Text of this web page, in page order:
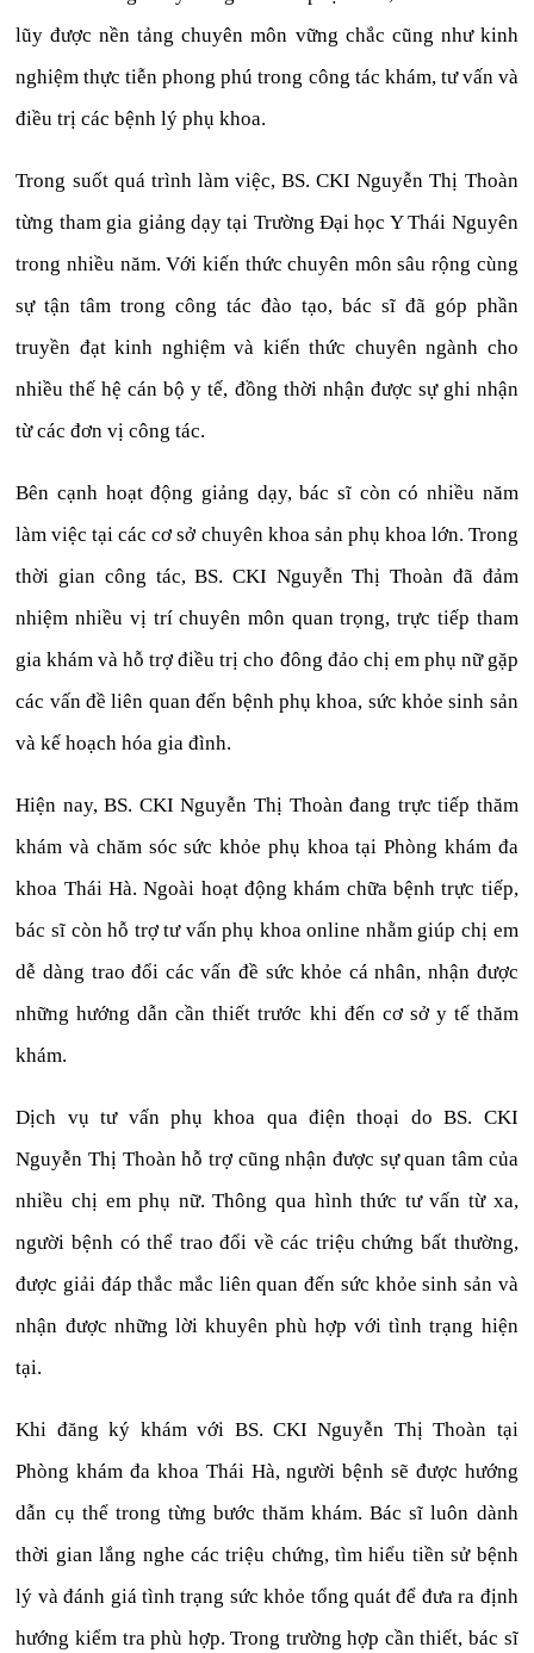
lũy được nền tảng chuyên môn vững chắc cũng như kinh
nghiệm thực tiễn phong phú trong công tác khám, tư vấn và
điều trị các bệnh lý phụ khoa.
Trong suốt quá trình làm việc, BS. CKI Nguyễn Thị Thoàn
từng tham gia giảng dạy tại Trường Đại học Y Thái Nguyên
trong nhiều năm. Với kiến thức chuyên môn sâu rộng cùng
sự tận tâm trong công tác đào tạo, bác sĩ đã góp phần
truyền đạt kinh nghiệm và kiến thức chuyên ngành cho
nhiều thế hệ cán bộ y tế, đồng thời nhận được sự ghi nhận
từ các đơn vị công tác.
Bên cạnh hoạt động giảng dạy, bác sĩ còn có nhiều năm
làm việc tại các cơ sở chuyên khoa sản phụ khoa lớn. Trong
thời gian công tác, BS. CKI Nguyễn Thị Thoàn đã đảm
nhiệm nhiều vị trí chuyên môn quan trọng, trực tiếp tham
gia khám và hỗ trợ điều trị cho đông đảo chị em phụ nữ gặp
các vấn đề liên quan đến bệnh phụ khoa, sức khỏe sinh sản
và kế hoạch hóa gia đình.
Hiện nay, BS. CKI Nguyễn Thị Thoàn đang trực tiếp thăm
khám và chăm sóc sức khỏe phụ khoa tại Phòng khám đa
khoa Thái Hà. Ngoài hoạt động khám chữa bệnh trực tiếp,
bác sĩ còn hỗ trợ tư vấn phụ khoa online nhằm giúp chị em
dễ dàng trao đổi các vấn đề sức khỏe cá nhân, nhận được
những hướng dẫn cần thiết trước khi đến cơ sở y tế thăm
khám.
Dịch vụ tư vấn phụ khoa qua điện thoại do BS. CKI
Nguyễn Thị Thoàn hỗ trợ cũng nhận được sự quan tâm của
nhiều chị em phụ nữ. Thông qua hình thức tư vấn từ xa,
người bệnh có thể trao đổi về các triệu chứng bất thường,
được giải đáp thắc mắc liên quan đến sức khỏe sinh sản và
nhận được những lời khuyên phù hợp với tình trạng hiện
tại.
Khi đăng ký khám với BS. CKI Nguyễn Thị Thoàn tại
Phòng khám đa khoa Thái Hà, người bệnh sẽ được hướng
dẫn cụ thể trong từng bước thăm khám. Bác sĩ luôn dành
thời gian lắng nghe các triệu chứng, tìm hiểu tiền sử bệnh
lý và đánh giá tình trạng sức khỏe tổng quát để đưa ra định
hướng kiểm tra phù hợp. Trong trường hợp cần thiết, bác sĩ